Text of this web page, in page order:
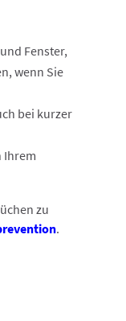
Fenster,
wenn Sie
bei kurzer
Ihrem
zu
.